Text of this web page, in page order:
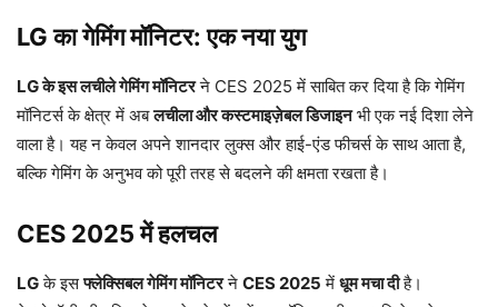
LG का गेमिंग मॉनिटर: एक नया युग
LG के इस लचीले गेमिंग मॉनिटरने CES 2025 में साबित कर दिया है कि गेमिंग
मॉनिटर्स के क्षेत्र में अबलचीला और कस्टमाइज़ेबल डिजाइनभी एक नई दिशा लेने
वाला है। यह न केवल अपने शानदार लुक्स और हाई-एंड फीचर्स के साथ आता है,
बल्कि गेमिंग के अनुभव को पूरी तरह से बदलने की क्षमता रखता है।
CES 2025 में हलचल
LGके इसफ्लेक्सिबल गेमिंग मॉनिटरने CES 2025 में धूम मचा दीहै।